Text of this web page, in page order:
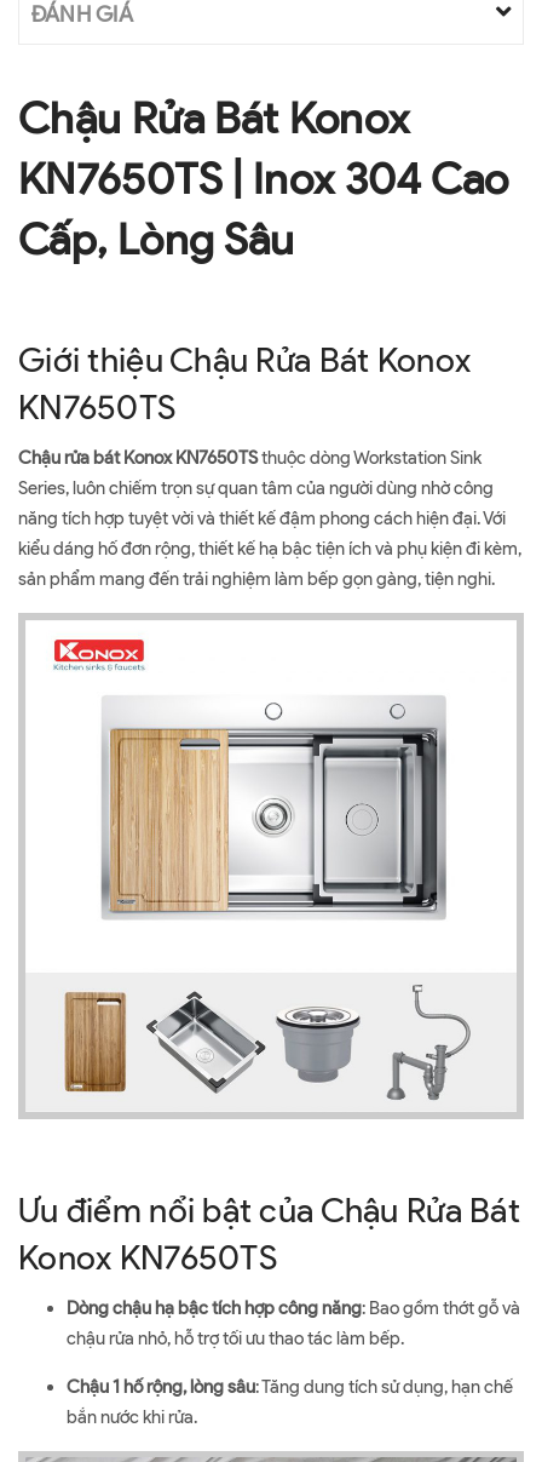
ĐÁNH GIÁ
Chậu Rửa Bát Konox
KN7650TS | Inox 304 Cao
Cấp, Lòng Sâu
Giới thiệu Chậu Rửa Bát Konox
KN7650TS
Chậu rửa bát Konox KN7650TSthuộc dòng Workstation Sink
Series, luôn chiếm trọn sự quan tâm của người dùng nhờ công
năng tích hợp tuyệt vời và thiết kế đậm phong cách hiện đại. Với
kiểu dáng hố đơn rộng, thiết kế hạ bậc tiện ích và phụ kiện đi kèm,
sản phẩm mang đến trải nghiệm làm bếp gọn gàng, tiện nghi.
Ưu điểm nổi bật của Chậu Rửa Bát
Konox KN7650TS
Dòng chậu hạ bậc tích hợp công năng: Bao gồm thớt gỗ và
chậu rửa nhỏ, hỗ trợ tối ưu thao tác làm bếp.
Chậu 1 hố rộng, lòng sâu: Tăng dung tích sử dụng, hạn chế
bắn nước khi rửa.